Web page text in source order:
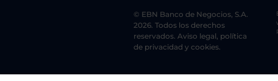
© EBN Banco de Negocios, S.A.
2026. Todos los derechos
reservados. Aviso legal, política
de privacidad y cookies.